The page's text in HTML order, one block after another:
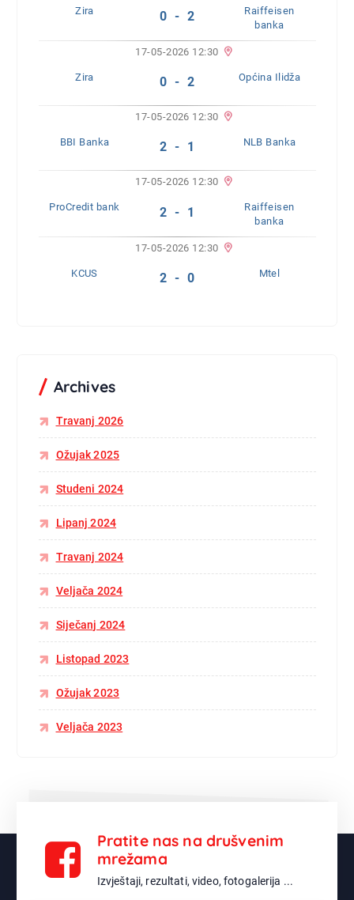
Zira 0 - 2
Raiffeisen
banka
17-05-2026 12:30
Zira 0 - 2 Općina Ilidža
17-05-2026 12:30
BBI Banka 2 - 1 NLB Banka
17-05-2026 12:30
ProCredit bank 2 - 1
Raiffeisen
banka
17-05-2026 12:30
KCUS 2 - 0 Mtel
Archives
Travanj 2026
Ožujak 2025
Studeni 2024
Lipanj 2024
Travanj 2024
Veljača 2024
Siječanj 2024
Listopad 2023
Ožujak 2023
Veljača 2023
Pratite nas na drušvenim
mrežama
Izvještaji, rezultati, video, fotogalerija ...